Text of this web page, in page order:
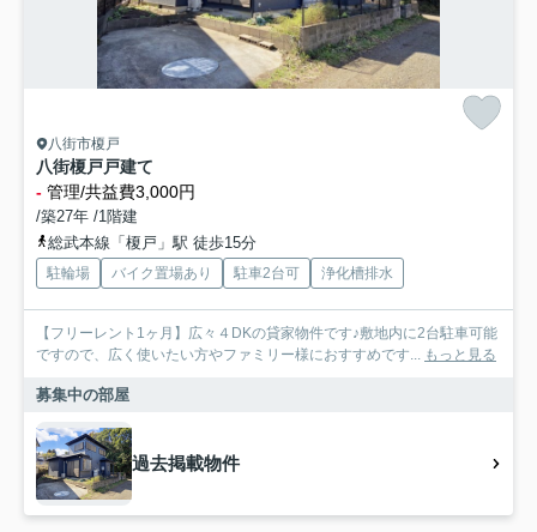
八街市榎戸
八街榎戸戸建て
- 管理/共益費3,000円
/築27年 /1階建
総武本線「榎戸」駅 徒歩15分
駐輪場 バイク置場あり 駐車2台可 浄化槽排水
【フリーレント1ヶ月】広々４DKの貸家物件です♪敷地内に2台駐車可能
ですので、広く使いたい方やファミリー様におすすめです... もっと見る
募集中の部屋
過去掲載物件